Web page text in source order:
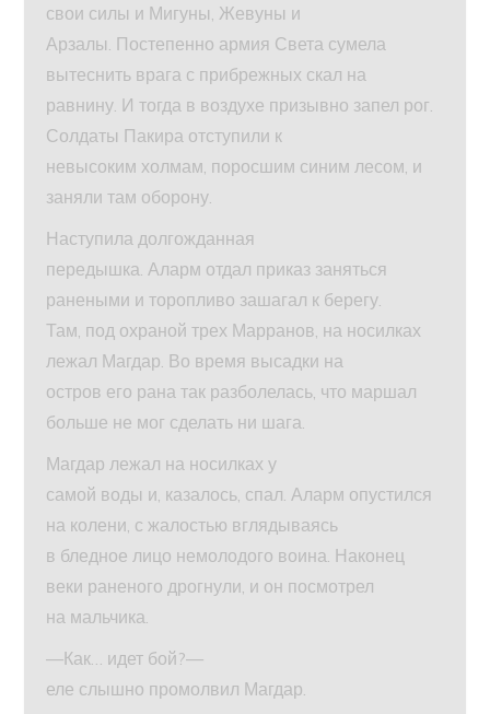
свои силы и Мигуны, Жевуны и
Арзалы. Постепенно армия Света сумела
вытеснить врага с прибрежных скал на
равнину. И тогда в воздухе призывно запел рог.
Солдаты Пакира отступили к
невысоким холмам, поросшим синим лесом, и
заняли там оборону.
Наступила долгожданная
передышка. Аларм отдал приказ заняться
ранеными и торопливо зашагал к берегу.
Там, под охраной трех Марранов, на носилках
лежал Магдар. Во время высадки на
остров его рана так разболелась, что маршал
больше не мог сделать ни шага.
Магдар лежал на носилках у
самой воды и, казалось, спал. Аларм опустился
на колени, с жалостью вглядываясь
в бледное лицо немолодого воина. Наконец
веки раненого дрогнули, и он посмотрел
на мальчика.
—Как… идет бой?—
еле слышно промолвил Магдар.